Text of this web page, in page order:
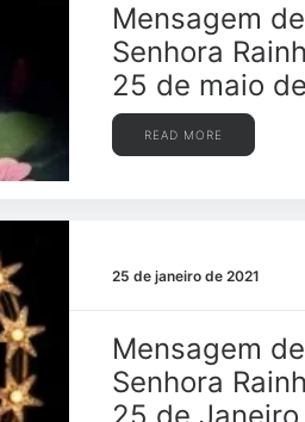
Mensagem
Senhora
25 de maio
READ MORE
25 de janeiro de 2021
Mensagem
Senhora